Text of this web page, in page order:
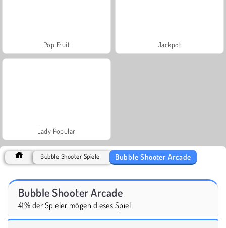
Pop Fruit Jackpot
Lady Popular
Bubble Shooter Spiele Bubble Shooter Arcade
Bubble Shooter Arcade
41% der Spieler mögen dieses Spiel